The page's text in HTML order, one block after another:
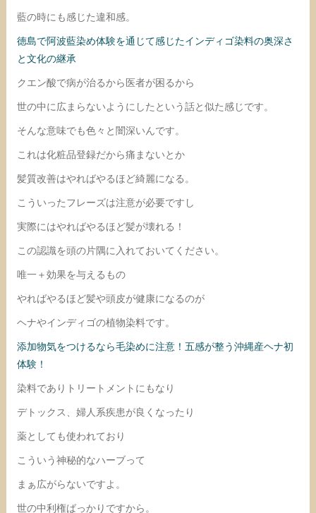
藍の時にも感じた違和感。
徳島で阿波藍染め体験を通じて感じたインディゴ染料の奥深さ
と文化の継承
クエン酸で病が治るから医者が困るから
世の中に広まらないようにしたという話と似た感じです。
そんな意味でも色々と闇深いんです。
これは化粧品登録だから痛まないとか
髪質改善はやればやるほど綺麗になる。
こういったフレーズは注意が必要ですし
実際にはやればやるほど髪が壊れる！
この認識を頭の片隅に入れておいてください。
唯一＋効果を与えるもの
やればやるほど髪や頭皮が健康になるのが
ヘナやインディゴの植物染料です。
添加物気をつけるなら毛染めに注意！五感が整う沖縄産ヘナ初
体験！
染料でありトリートメントにもなり
デトックス、婦人系疾患が良くなったり
薬としても使われており
こういう神秘的なハーブって
まぁ広がらないですよ。
世の中利権ばっかりですから。